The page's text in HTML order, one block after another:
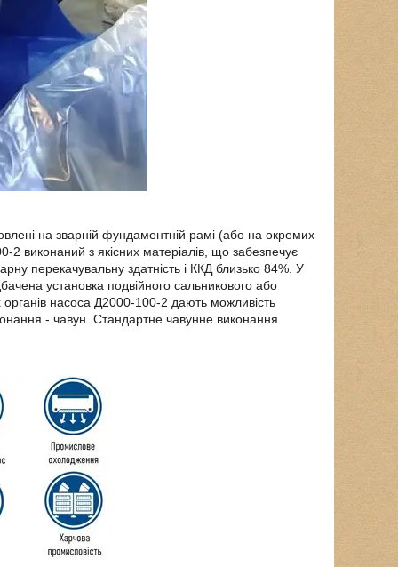
на зварній фундаментній рамі (або на окремих
виконаний з якісних матеріалів, що забезпечує
перекачувальну здатність і ККД близько 84%. У
установка подвійного сальникового або
насоса Д2000-100-2 дають можливість
- чавун. Стандартне чавунне виконання